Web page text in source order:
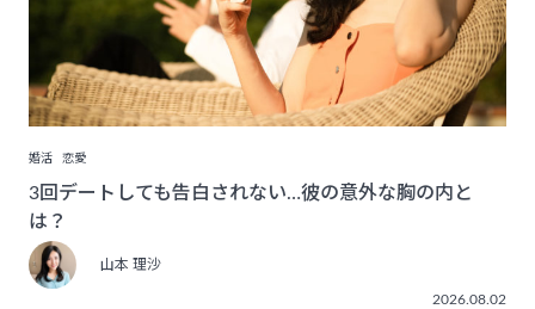
婚活 恋愛
3回デートしても告白されない…彼の意外な胸の内と
は？
山本 理沙
2026.08.02